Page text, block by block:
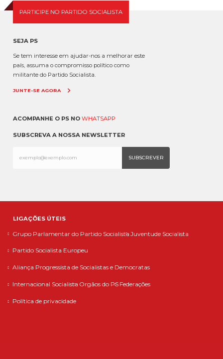
PARTICIPE NO PARTIDO SOCIALISTA
SEJA PS
Se tem interesse em ajudar-nos a melhorar este
país, assuma o compromisso político como
militante do Partido Socialista.
JUNTE-SE AGORA
ACOMPANHE O PS NO WHATSAPP
SUBSCREVA A NOSSA NEWSLETTER
LIGAÇÕES ÚTEIS
Grupo Parlamentar do Partido Socialista Juventude Socialista
Partido Socialista Europeu
Aliança Progressista de Socialistas e Democratas
Internacional Socialista Orgãos do PS Federações
Política de privacidade